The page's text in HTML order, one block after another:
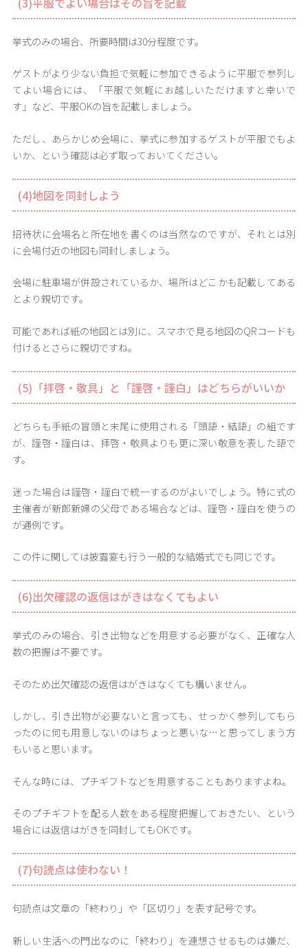
挙式のみの場合、所要時間は30分程度です。
ゲストがより少ない負担で気軽に参加できるように平服で参列し
てよい場合には、「平服で気軽にお越しいただけますと幸いで
す」など、平服OKの旨を記載しましょう。
ただし、あらかじめ会場に、挙式に参加するゲストが平服でもよ
いか、という確認は必ず取っておいてください。
(4)地図を同封しよう
招待状に会場名と所在地を書くのは当然なのですが、それとは別
に会場付近の地図も同封しましょう。
会場に駐車場が併設されているか、場所はどこかも記載してある
とより親切です。
可能であれば紙の地図とは別に、スマホで見る地図のQRコードも
付けるとさらに親切ですね。
(5)「拝啓・敬具」と「謹啓・謹白」はどちらがいいか
どちらも手紙の冒頭と末尾に使用される「頭語・結語」の組です
が、謹啓・謹白は、拝啓・敬具よりも更に深い敬意を表した語で
す。
迷った場合は謹啓・謹白で統一するのがよいでしょう。特に式の
主催者が新郎新婦の父母である場合などは、謹啓・謹白を使うの
が通例です。
この件に関しては披露宴も行う一般的な結婚式でも同じです。
(6)出欠確認の返信はがきはなくてもよい
挙式のみの場合、引き出物などを用意する必要がなく、正確な人
数の把握は不要です。
そのため出欠確認の返信はがきはなくても構いません。
しかし、引き出物が必要ないと言っても、せっかく参列してもら
ったのに何も用意しないのはちょっと悪いな…と思ってしまう方
もいると思います。
そんな時には、プチギフトなどを用意することもありますよね。
そのプチギフトを配る人数をある程度把握しておきたい、という
場合には返信はがきを同封してもOKです。
(7)句読点は使わない！
句読点は文章の「終わり」や「区切り」を表す記号です。
新しい生活への門出なのに「終わり」を連想させるものは嫌だ、